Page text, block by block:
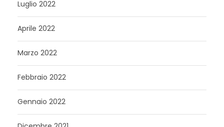
Luglio 2022
Aprile 2022
Marzo 2022
Febbraio 2022
Gennaio 2022